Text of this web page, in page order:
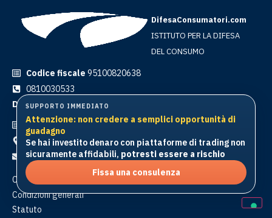
DifesaConsumatori.com
ISTITUTO PER LA DIFESA
DEL CONSUMO
Codice fiscale 95100820638
0810030533
Difesa Consumatori S.T.A. srl
Partita IVA10854241212
Corso Italia 81 | 80016 Marano di Napoli
info@difesaconsumatori.com
Chi siamo
Condizioni generali
Statuto
SUPPORTO IMMEDIATO
Attenzione: non credere a semplici opportunità di
guadagno
Se hai investito denaro con piattaforme di trading non
sicuramente affidabili, potresti essere a rischio
Fissa una consulenza